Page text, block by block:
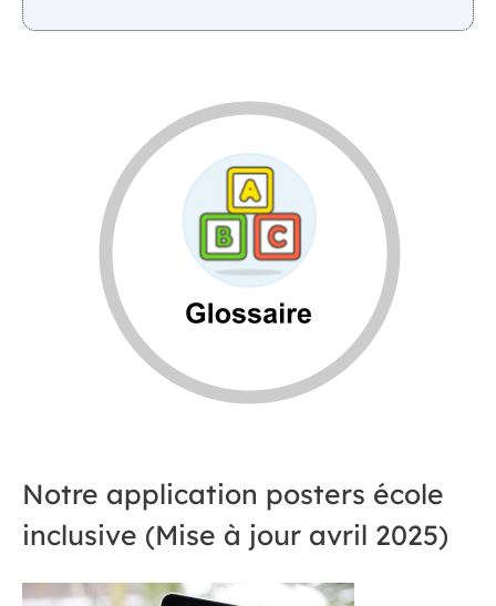
Notre application posters école
inclusive (Mise à jour avril 2025)